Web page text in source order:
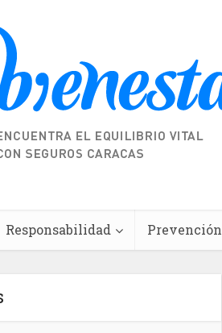
Responsabilidad Prevención